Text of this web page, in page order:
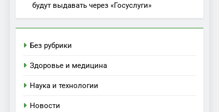
будут выдавать через «Госуслуги»
Без рубрики
Здоровье и медицина
Наука и технологии
Новости